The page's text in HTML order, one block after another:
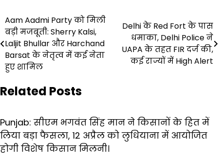
Post
navigation
Aam Aadmi Party को मिली
बड़ी मजबूती: Sherry Kalsi,
Laljit Bhullar और Harchand
Barsat के नेतृत्व में कई नेता
हुए शामिल
Delhi के Red Fort के पास
धमाका, Delhi Police ने
UAPA के तहत FIR दर्ज की,
कई राज्यों में High Alert
Related Posts
Punjab: सीएम भगवंत सिंह मान ने किसानों के हित में
लिया बड़ा फैसला, 12 अप्रैल को लुधियाना में आयोजित
होगी विशेष किसान मिलनी।